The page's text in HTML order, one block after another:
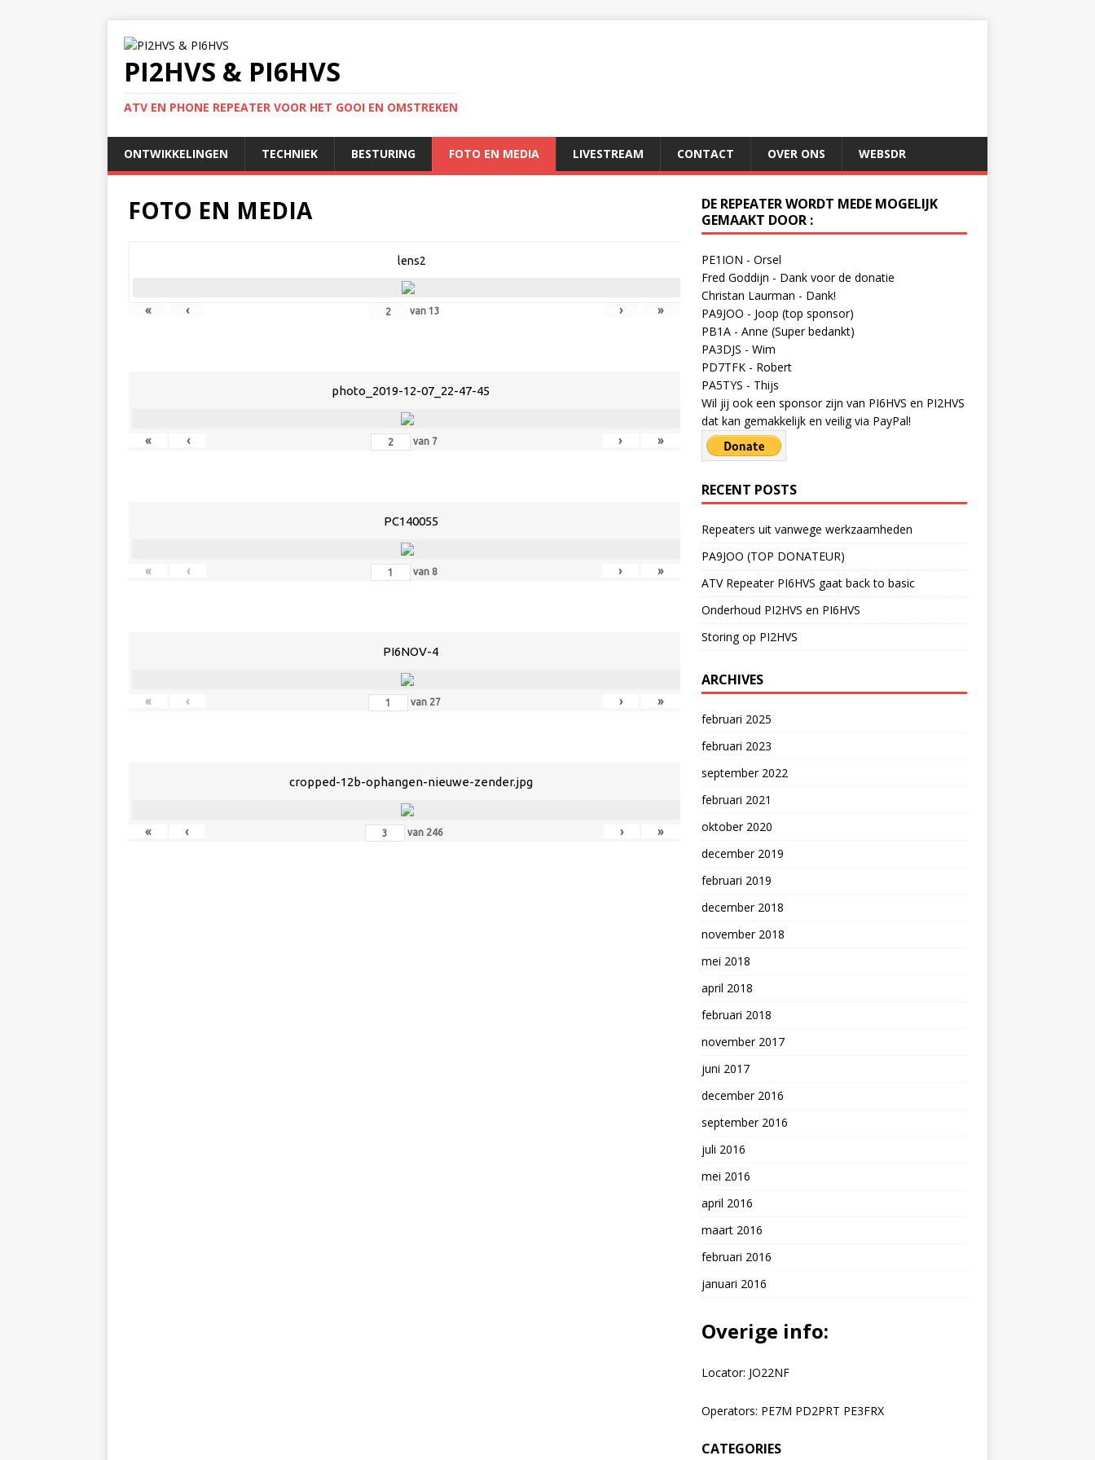
PI2HVS & PI6HVS
ATV EN PHONE REPEATER VOOR HET GOOI EN OMSTREKEN
ONTWIKKELINGEN TECHNIEK BESTURING FOTO EN MEDIA LIVESTREAM CONTACT OVER ONS WEBSDR
FOTO EN MEDIA
lens2
« ‹ van 13 › »
photo_2019-12-07_22-47-45
« ‹ van 7 › »
PC140055
« ‹ van 8 › »
PI6NOV-4
« ‹ van 27 › »
cropped-12b-ophangen-nieuwe-zender.jpg
« ‹ van 246 › »
DE REPEATER WORDT MEDE MOGELIJK
GEMAAKT DOOR :
PE1ION - Orsel
Fred Goddijn - Dank voor de donatie
Christan Laurman - Dank!
PA9JOO - Joop (top sponsor)
PB1A - Anne (Super bedankt)
PA3DJS - Wim
PD7TFK - Robert
PA5TYS - Thijs
Wil jij ook een sponsor zijn van PI6HVS en PI2HVS
dat kan gemakkelijk en veilig via PayPal!
RECENT POSTS
Repeaters uit vanwege werkzaamheden
PA9JOO (TOP DONATEUR)
ATV Repeater PI6HVS gaat back to basic
Onderhoud PI2HVS en PI6HVS
Storing op PI2HVS
ARCHIVES
februari 2025
februari 2023
september 2022
februari 2021
oktober 2020
december 2019
februari 2019
december 2018
november 2018
mei 2018
april 2018
februari 2018
november 2017
juni 2017
december 2016
september 2016
juli 2016
mei 2016
april 2016
maart 2016
februari 2016
januari 2016
Overige info:
Locator: JO22NF
Operators: PE7M PD2PRT PE3FRX
CATEGORIES